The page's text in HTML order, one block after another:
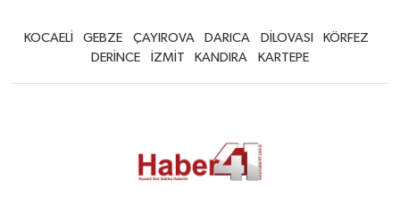
KOCAELİ GEBZE ÇAYIROVA DARICA DİLOVASI
KÖRFEZ
DERİNCE
İZMİT KANDIRA KARTEPE